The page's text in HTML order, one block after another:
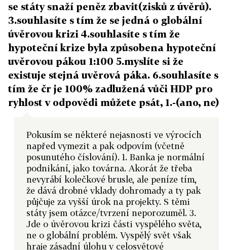
se státy snaží peněz zbavit(zisků z úvěrů).
3.souhlasíte s tím že se jedná o globální
úvěrovou krizi 4.souhlasíte s tím že
hypoteční krize byla způsobena hypoteční
uvěrovou pákou 1:100 5.myslíte si že
existuje stejná uvěrová páka. 6.souhlasíte s
tím že čr je 100% zadlužená vůči HDP pro
ryhlost v odpovědi můžete psát, 1.-(ano, ne)
Pokusím se některé nejasnosti ve výrocích
napřed vymezit a pak odpovím (včetně
posunutého číslování). 1. Banka je normální
podnikání, jako továrna. Akorát že třeba
nevyrábí kolečkové brusle, ale peníze tím,
že dává drobné vklady dohromady a ty pak
půjčuje za vyšší úrok na projekty. S těmi
státy jsem otázce/tvrzení neporozuměl. 3.
Jde o úvěrovou krizi části vyspělého světa,
ne o globální problém. Vyspělý svět však
hraje zásadní úlohu v celosvětové